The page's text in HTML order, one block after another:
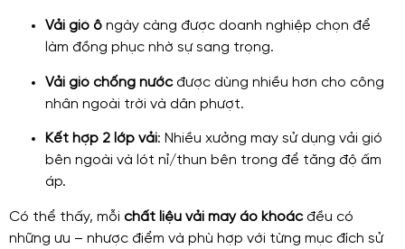
Vải gió ô ngày càng được doanh nghiệp chọn để
làm đồng phục nhờ sự sang trọng.
Vải gió chống nướcđược dùng nhiều hơn cho công
nhân ngoài trời và dân phượt.
Kết hợp 2 lớp vải: Nhiều xưởng may sử dụng vải gió
bên ngoài và lót nỉ/thun bên trong để tăng độ ấm
áp.
Có thể thấy, mỗi chất liệu vải may áo khoácđều có
những ưu – nhược điểm và phù hợp với từng mục đích sử